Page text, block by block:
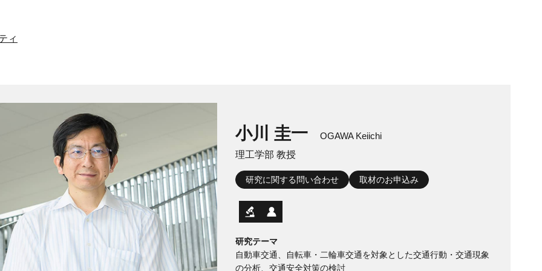
ィ
小川 圭一
OGAWA Keiichi
理工学部 教授
研究に関する問い合わせ 取材のお申込み
研究テーマ
自動車交通、自転車・二輪車交通を対象とした交通行動・交通現象
の分析、交通安全対策の検討